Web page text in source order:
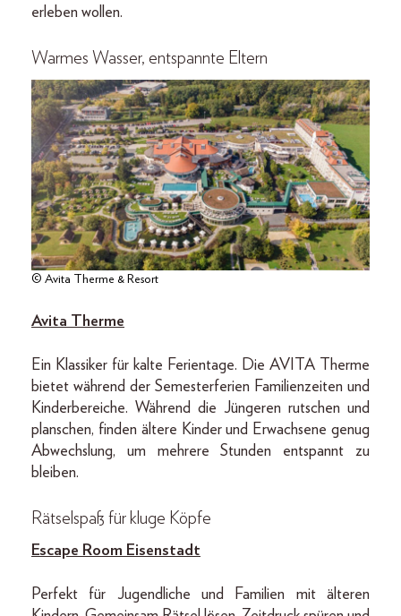
erleben wollen.
Warmes Wasser, entspannte Eltern
© Avita Therme & Resort
Avita Therme
Ein Klassiker für kalte Ferientage. Die AVITA Therme
bietet während der Semesterferien Familienzeiten und
Kinderbereiche. Während die Jüngeren rutschen und
planschen, finden ältere Kinder und Erwachsene genug
Abwechslung, um mehrere Stunden entspannt zu
bleiben.
Rätselspaß für kluge Köpfe
Escape Room Eisenstadt
Perfekt für Jugendliche und Familien mit älteren